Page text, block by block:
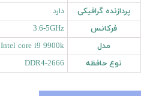
پردازنده گرافیکی
دارد
فرکانس
3.6-5GHz
مدل
Intel core i9 9900k
نوع حافظه
DDR4-2666